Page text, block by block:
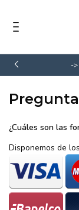
-
¿Cuáles son las
Disponemos de